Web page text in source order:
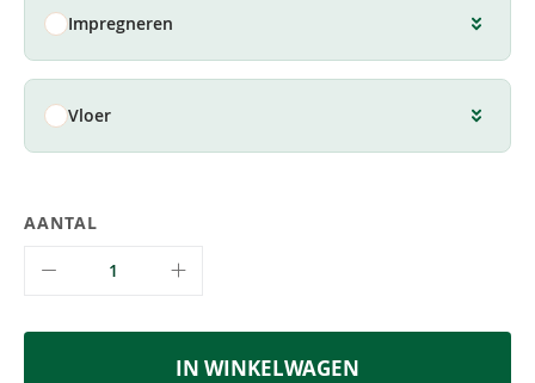
Impregneren
Vloer
AANTAL
IN WINKELWAGEN